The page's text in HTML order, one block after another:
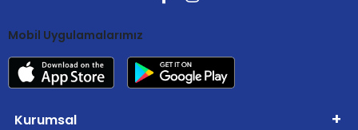
Mobil Uygulamalarımız
Kurumsal